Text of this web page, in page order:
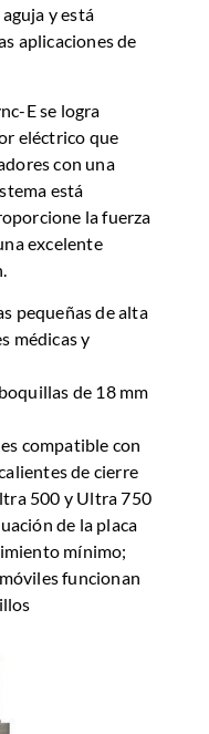
y está
aplicaciones de
E se logra
eléctrico que
con una
está
la fuerza
excelente
pequeñas de alta
médicas y
de 18 mm
compatible con
de cierre
500 y Ultra 750
de la placa
mínimo;
funcionan